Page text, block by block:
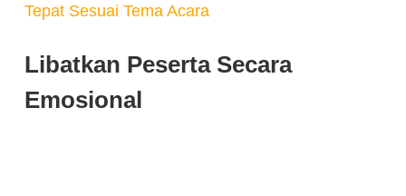
Tepat Sesuai Tema Acara
Libatkan Peserta Secara
Emosional